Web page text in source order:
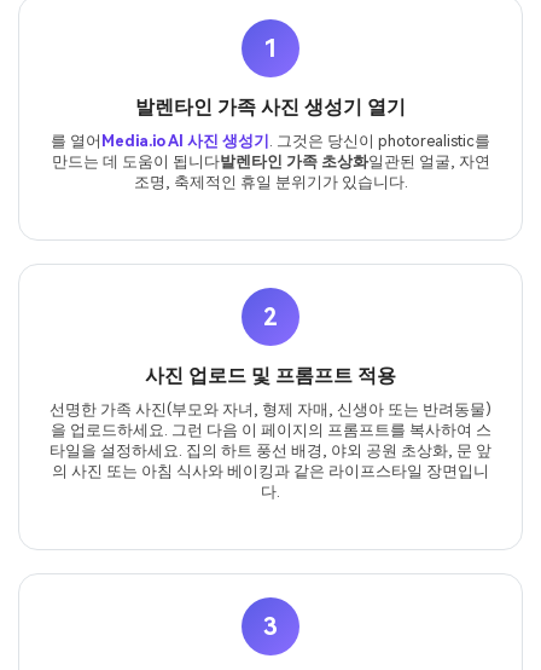
1
발렌타인 가족 사진 생성기 열기
를 열어 Media.io AI 사진 생성기 . 그것은 당신이 photorealistic를
만드는 데 도움이 됩니다발렌타인 가족 초상화일관된 얼굴, 자연
조명, 축제적인 휴일 분위기가 있습니다.
2
사진 업로드 및 프롬프트 적용
선명한 가족 사진(부모와 자녀, 형제 자매, 신생아 또는 반려동물)
을 업로드하세요. 그런 다음 이 페이지의 프롬프트를 복사하여 스
타일을 설정하세요. 집의 하트 풍선 배경, 야외 공원 초상화, 문 앞
의 사진 또는 아침 식사와 베이킹과 같은 라이프스타일 장면입니
다.
3